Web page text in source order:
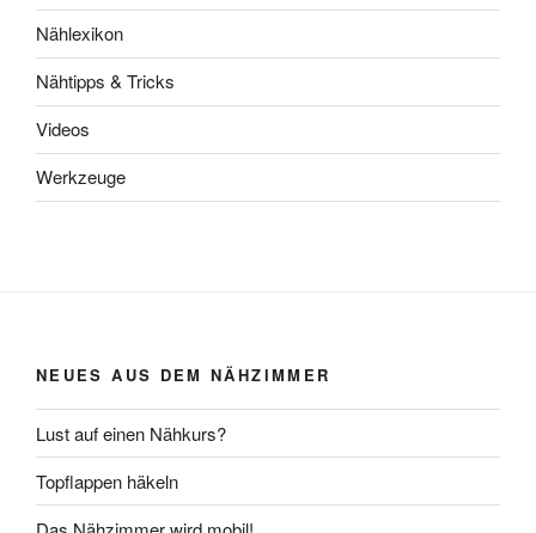
Nählexikon
Nähtipps & Tricks
Videos
Werkzeuge
NEUES AUS DEM NÄHZIMMER
Lust auf einen Nähkurs?
Topflappen häkeln